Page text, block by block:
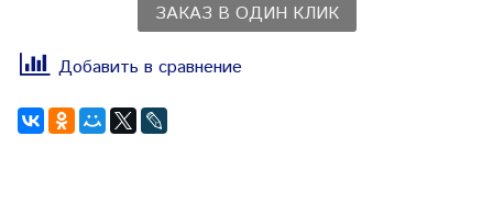
ЗАКАЗ В ОДИН КЛИК
Добавить в сравнение